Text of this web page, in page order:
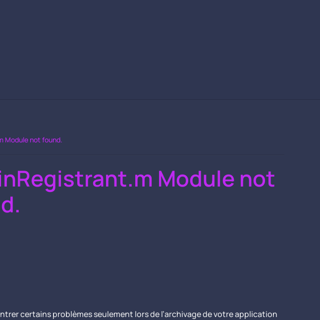
Module not found.
Module not
certains problèmes seulement lors de l’archivage de votre application